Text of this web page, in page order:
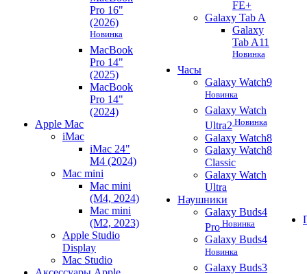
Pro 16"
(2026)
Новинка
MacBook
Pro 14"
(2025)
MacBook
Pro 14"
(2024)
Apple Mac
iMac
iMac 24"
M4 (2024)
Mac mini
Mac mini
(M4, 2024)
Mac mini
(M2, 2023)
Apple Studio
Display
Mac Studio
FE+
Galaxy Tab A
Galaxy
Tab A11
Новинка
Часы
Galaxy Watch9
Новинка
Galaxy Watch
Ultra2 Новинка
Galaxy Watch8
Galaxy Watch8
Classic
Galaxy Watch
Ultra
Наушники
Galaxy Buds4
Pro Новинка
Galaxy Buds4
Новинка
Galaxy Buds3